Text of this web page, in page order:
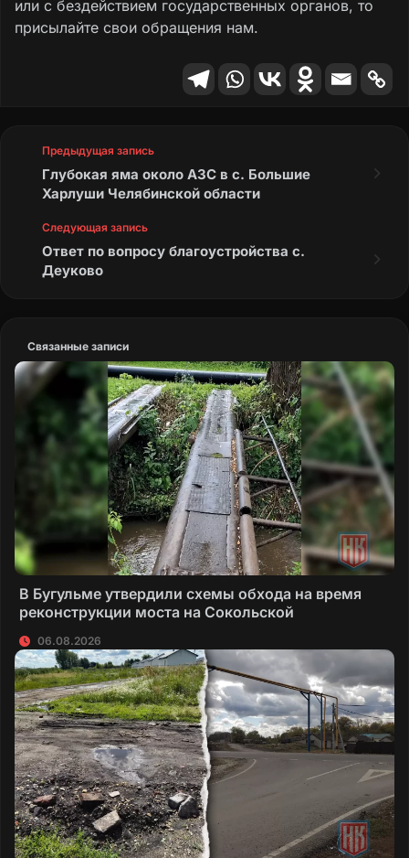
или с бездействием государственных органов, то
присылайте свои обращения нам.
Предыдущая запись
Глубокая яма около АЗС в с. Большие
Харлуши Челябинской области
Следующая запись
Ответ по вопросу благоустройства с.
Деуково
Связанные записи
В Бугульме утвердили схемы обхода на время
реконструкции моста на Сокольской
06.08.2026